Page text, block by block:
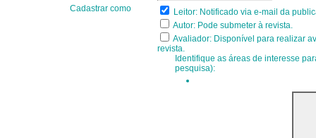
Cadastrar como
Leitor: Notificado via e-mail da
Autor: Pode submeter à revista.
Avaliador: Disponível para realizar
revista.
Identifique as áreas de interesse
pesquisa):